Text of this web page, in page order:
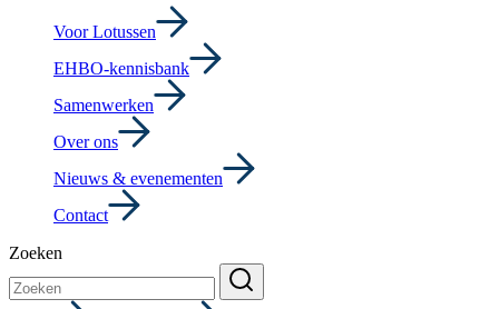
Voor Lotussen
EHBO-kennisbank
Samenwerken
Over ons
Nieuws & evenementen
Contact
Zoeken